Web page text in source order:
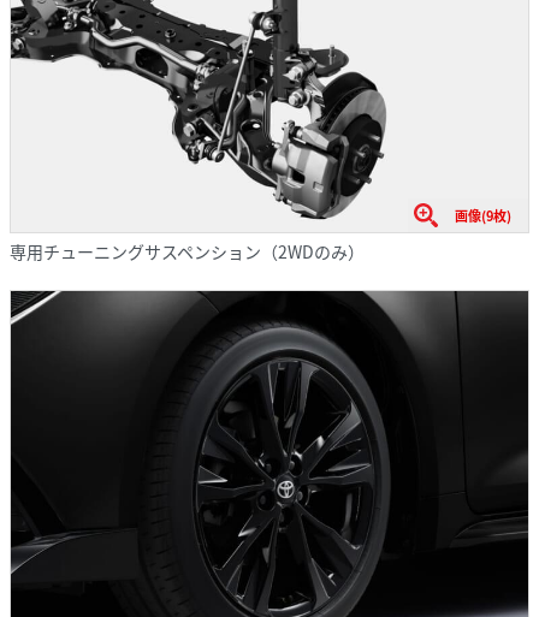
画像(9枚)
専用チューニングサスペンション（2WDのみ）